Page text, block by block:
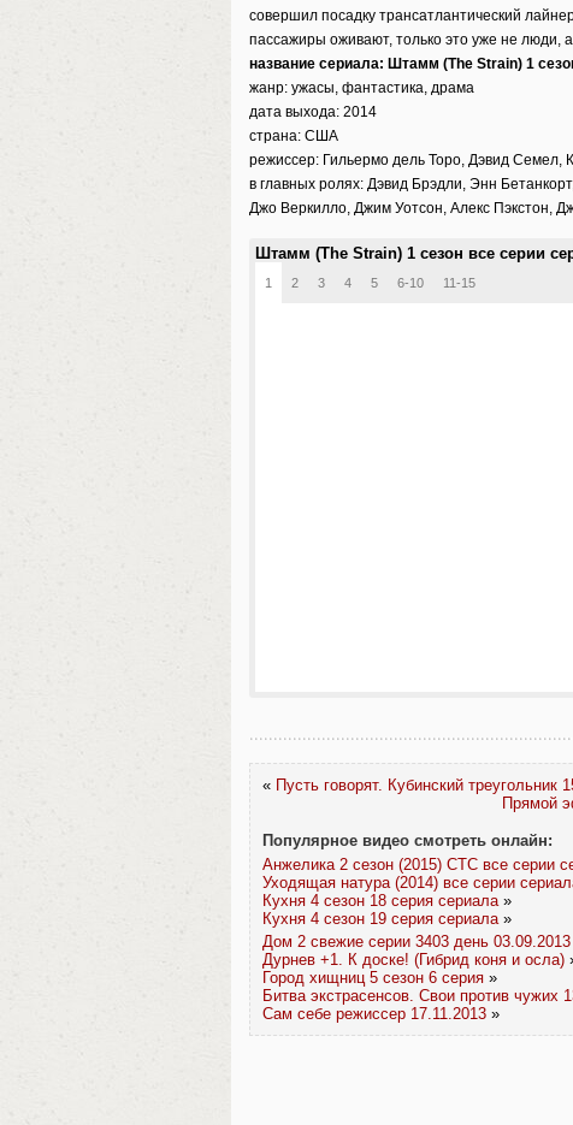
совершил посадку трансатлантический
пассажиры оживают, только это уже не
название сериала: Штамм (The Strain) 1
жанр: ужасы, фантастика, драма
дата выхода: 2014
страна: США
режиссер: Гильермо дель Торо, Дэвид Семел,
в главных ролях: Дэвид Брэдли, Энн
Джо Веркилло, Джим Уотсон, Алекс Пэкстон,
Штамм (The Strain) 1 сезон все серии
1 2 3 4 5 6-10 11-15
« Пусть говорят. Кубинский треугольник
Прямой
Популярное видео смотреть онлайн:
Анжелика 2 сезон (2015) СТС все серии
Уходящая натура (2014) все серии
Кухня 4 сезон 18 серия сериала»
Кухня 4 сезон 19 серия сериала»
Дом 2 свежие серии 3403 день 03.09.2013
Дурнев +1. К доске! (Гибрид коня и осла)
Город хищниц 5 сезон 6 серия »
Битва экстрасенсов. Свои против чужих
Сам себе режиссер 17.11.2013 »